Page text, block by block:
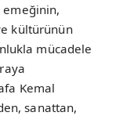
emeğinin,
kültürünün
mücadele
Kemal
sanattan,